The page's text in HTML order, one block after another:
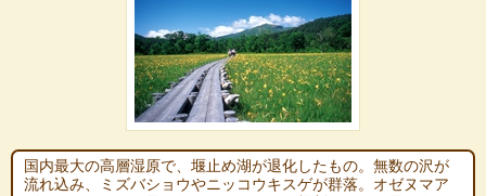
国内最大の高層湿原で、堰止め湖が退化したもの。無数の沢が
流れ込み、ミズバショウやニッコウキスゲが群落。オゼヌマア